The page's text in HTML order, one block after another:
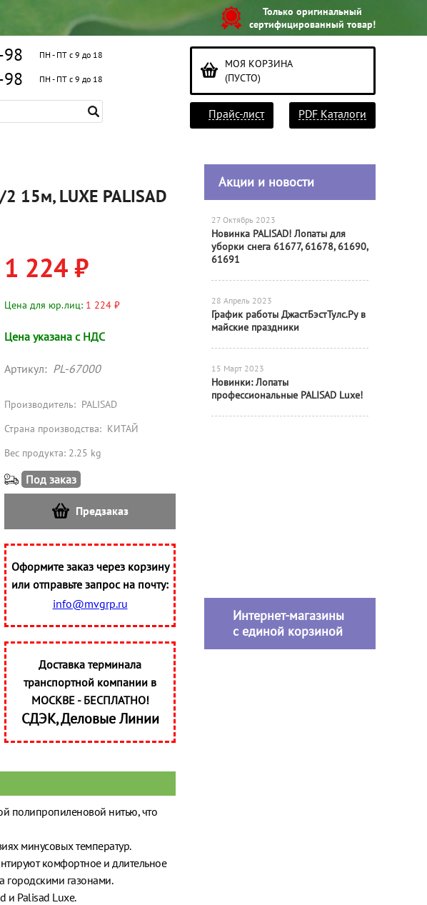
Только оригинальный
сертифицированный товар!
ПН - ПТ с 9 до 18
ПН - ПТ с 9 до 18
МОЯ КОРЗИНА
(ПУСТО)
Прайс-лист PDF Каталоги
15м, LUXE PALISAD
1 224 ₽
Цена для юр.лиц: 1 224 ₽
Цена указана с НДС
Артикул: PL-67000
Производитель: PALISAD
Страна производства: КИТАЙ
Вес продукта: 2.25 kg
Под заказ
Предзаказ
Оформите заказ через корзину
или отправьте запрос на почту:
info@mvgrp.ru
Доставка терминала
транспортной компании в
МОСКВЕ - БЕСПЛАТНО!
СДЭК, Деловые Линии
полипропиленовой нитью, что
минусовых температур.
комфортное и длительное
городскими газонами.
и Palisad Luxe.
Акции и новости
27 Октябрь 2023
Новинка PALISAD! Лопаты для
уборки снега 61677, 61678, 61690,
61691
28 Апрель 2023
График работы ДжастБэстТулс.Ру в
майские праздники
15 Март 2023
Новинки: Лопаты
профессиональные PALISAD Luxe!
Интернет-магазины
с единой корзиной